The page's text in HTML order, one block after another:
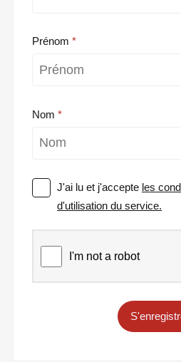
Prénom
Nom
J'ai lu et j'accepte les
d'utilisation du service.